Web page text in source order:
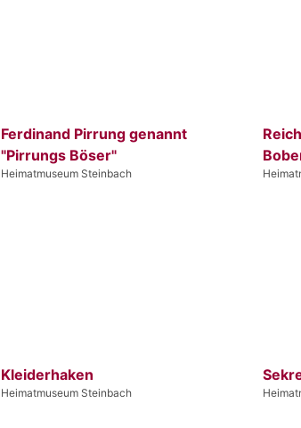
Ferdinand Pirrung genannt
"Pirrungs Böser"
Heimatmuseum Steinbach
Kleiderhaken
Heimatmuseum Steinbach